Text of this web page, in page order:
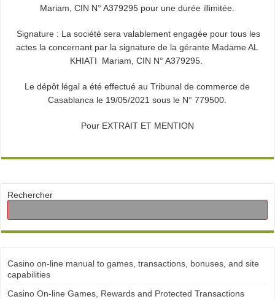
Mariam, CIN N° A379295 pour une durée illimitée.
Signature : La société sera valablement engagée pour tous les
actes la concernant par la signature de la gérante Madame AL
KHIATI Mariam, CIN N° A379295.
Le dépôt légal a été effectué au Tribunal de commerce de
Casablanca le 19/05/2021 sous le N° 779500.
Pour EXTRAIT ET MENTION
Rechercher
Casino on-line manual to games, transactions, bonuses, and site
capabilities
Casino On-line Games, Rewards and Protected Transactions